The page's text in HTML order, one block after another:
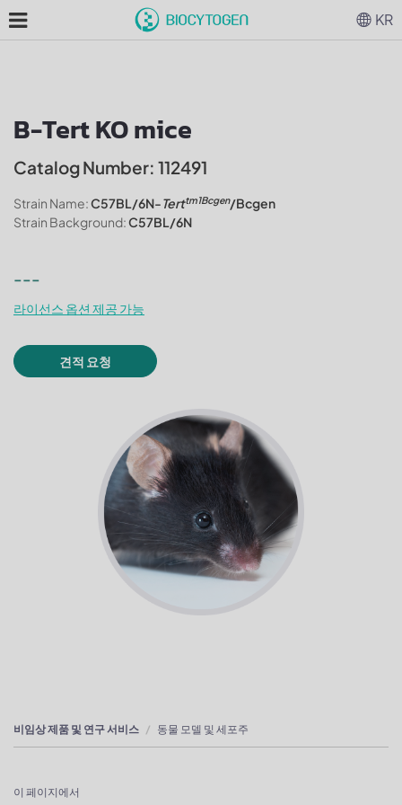
B-Tert KO mice
Catalog Number: 112491
Strain Name:C57BL/6N-Terttm1Bcgen/Bcgen
Strain Background:C57BL/6N
---
라이선스 옵션 제공 가능
견적 요청
비임상 제품 및 연구 서비스 동물 모델 및 세포주
이 페이지에서
KR